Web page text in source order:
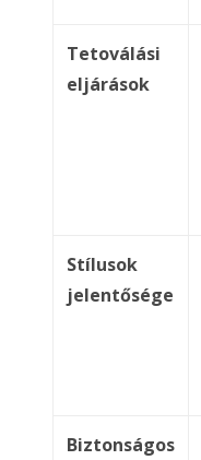
Tetoválási
eljárások
Stílusok
jelentősége
Biztonságos